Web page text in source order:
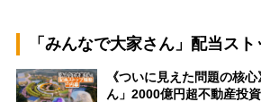
「みんなで大家さん」配当ス
《ついに見えた問題の核
ん」2000億円超不動産投